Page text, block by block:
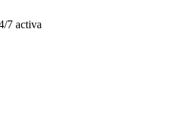
7 activa